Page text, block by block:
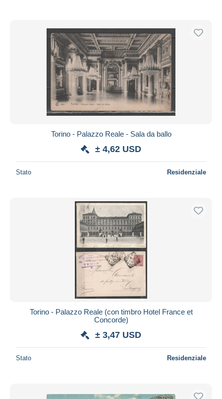
Torino - Palazzo Reale - Sala da ballo
± 4,62 USD
Stato Residenziale
Torino - Palazzo Reale (con timbro Hotel France et
Concorde)
± 3,47 USD
Stato Residenziale